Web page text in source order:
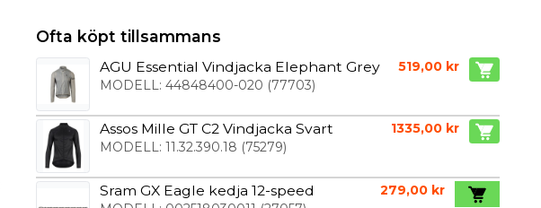
Ofta köpt tillsammans
AGU Essential Vindjacka Elephant Grey
MODELL: 44848400-020 (77703)
519,00 kr
Assos Mille GT C2 Vindjacka Svart
MODELL: 11.32.390.18 (75279)
1335,00 kr
Sram GX Eagle kedja 12-speed 279,00 kr